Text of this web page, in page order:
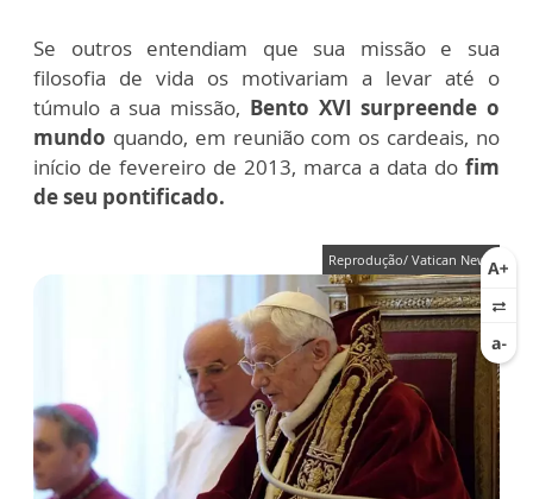
Se outros entendiam que sua missão e sua
filosofia de vida os motivariam a levar até o
túmulo a sua missão, Bento XVI surpreende o
mundo quando, em reunião com os cardeais, no
início de fevereiro de 2013, marca a data do fim
de seu pontificado.
Reprodução/ Vatican News